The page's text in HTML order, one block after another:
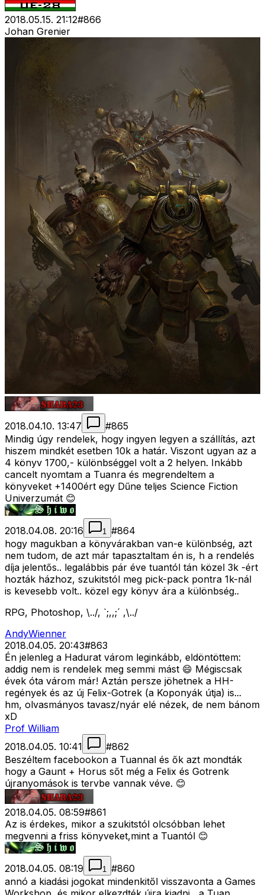
2018.05.15. 21:12#866
Johan Grenier
2018.04.10. 13:47 #865
Mindig úgy rendelek, hogy ingyen legyen a szállítás, azt
hiszem mindkét esetben 10k a határ. Viszont ugyan az a
4 könyv 1700,- különbséggel volt a 2 helyen. Inkább
cancelt nyomtam a Tuanra és megrendeltem a
könyveket +1400ért egy Dűne teljes Science Fiction
Univerzumát 😊
2018.04.08. 20:16 1 #864
hogy magukban a könyvárakban van-e különbség, azt
nem tudom, de azt már tapasztaltam én is, h a rendelés
díja jelentős.. legalábbis pár éve tuantól tán közel 3k -ért
hozták házhoz, szukitstól meg pick-pack pontra 1k-nál
is kevesebb volt.. közel egy könyv ára a különbség..
RPG, Photoshop, \../, `;,,;´ ,\../
AndyWienner
2018.04.05. 20:43#863
Én jelenleg a Hadurat várom leginkább, eldöntöttem:
addig nem is rendelek meg semmi mást 😄 Mégiscsak
évek óta várom már! Aztán persze jöhetnek a HH-
regények és az új Felix-Gotrek (a Koponyák útja) is...
hm, olvasmányos tavasz/nyár elé nézek, de nem bánom
xD
Prof William
2018.04.05. 10:41
#862
Beszéltem facebookon a Tuannal és ők azt mondták
hogy a Gaunt + Horus sőt még a Felix és Gotrenk
újranyomások is tervbe vannak véve. 😊
2018.04.05. 08:59#861
Az is érdekes, mikor a szukitstól olcsóbban lehet
megvenni a friss könyveket,mint a Tuantól 😊
2018.04.05. 08:19 1 #860
annó a kiadási jogokat mindenkitől visszavonta a Games